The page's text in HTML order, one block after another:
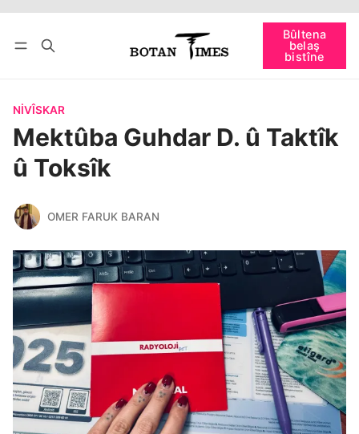
Bûltena
belaş
bistîne
bişopîne
NIVÎSKAR
Mektûba Guhdar D. û Taktîk
û Toksîk
OMER FARUK BARAN